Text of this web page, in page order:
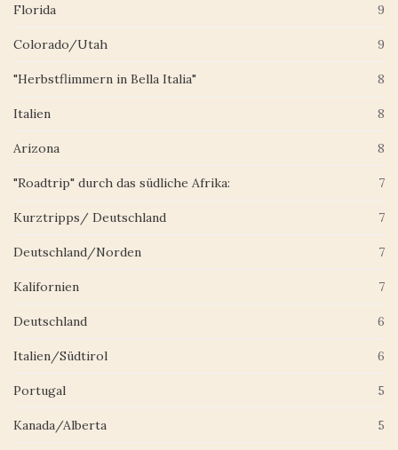
Florida 9
Colorado/Utah 9
"Herbstflimmern in Bella Italia" 8
Italien 8
Arizona 8
"Roadtrip" durch das südliche Afrika: 7
Kurztripps/ Deutschland 7
Deutschland/Norden 7
Kalifornien 7
Deutschland 6
Italien/Südtirol 6
Portugal 5
Kanada/Alberta 5